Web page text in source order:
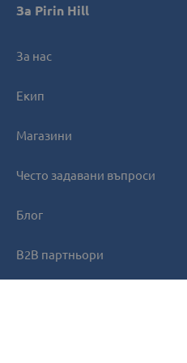
За Pirin Hill
За нас
Екип
Магазини
Често задавани въпроси
Блог
B2B партньори